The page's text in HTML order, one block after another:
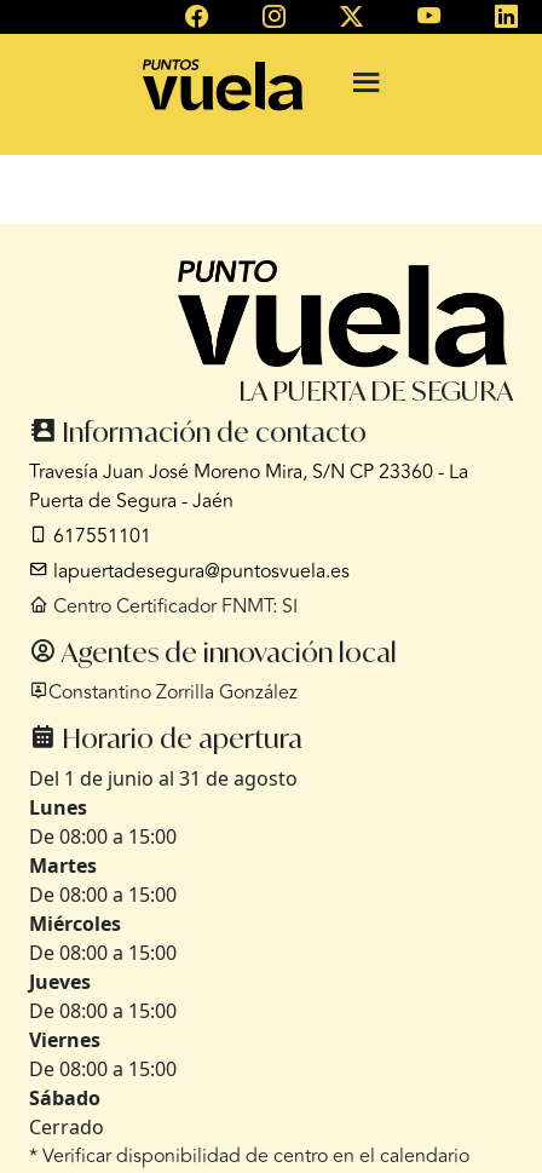
LA PUERTA DE SEGURA
Información de contacto
Travesía Juan José Moreno Mira, S/N CP 23360 - La
Puerta de Segura - Jaén
617551101
lapuertadesegura@puntosvuela.es
Centro Certificador FNMT: SI
Agentes de innovación local
Constantino Zorrilla González
Horario de apertura
Del 1 de junio al 31 de agosto
Lunes
De 08:00 a 15:00
Martes
De 08:00 a 15:00
Miércoles
De 08:00 a 15:00
Jueves
De 08:00 a 15:00
Viernes
De 08:00 a 15:00
Sábado
Cerrado
* Verificar disponibilidad de centro en el calendario